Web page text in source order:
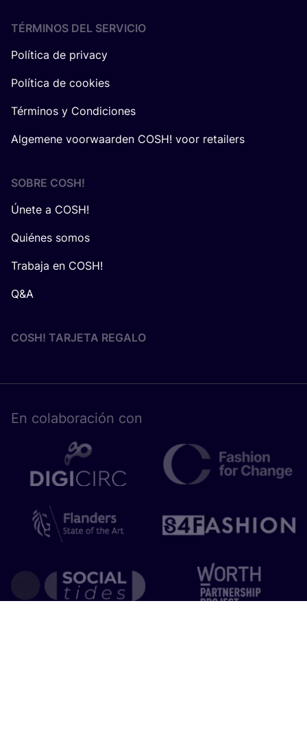
TÉRMINOS DEL SERVICIO
Política de privacy
Política de cookies
Términos y Condiciones
Algemene voorwaarden COSH! voor retailers
SOBRE COSH!
Únete a COSH!
Quiénes somos
Trabaja en COSH!
Q&A
COSH! TARJETA REGALO
En cola­bo­ra­ción con